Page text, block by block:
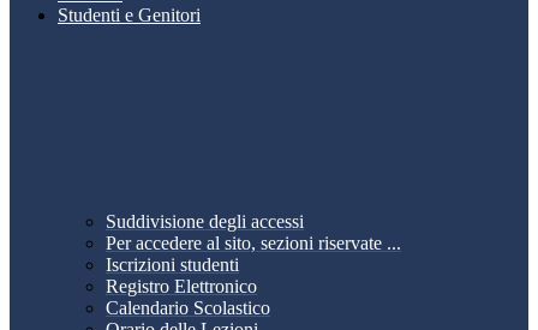
Studenti e Genitori
Suddivisione degli accessi
Per accedere al sito, sezioni riservate ...
Iscrizioni studenti
Registro Elettronico
Calendario Scolastico